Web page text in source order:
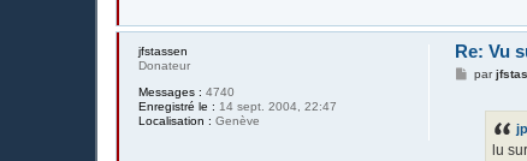
jfstassen
Donateur
Messages : 4740
Enregistré le : 14 sept. 2004, 22:47
Localisation : Genève
Re: Vu
Mpar
lu